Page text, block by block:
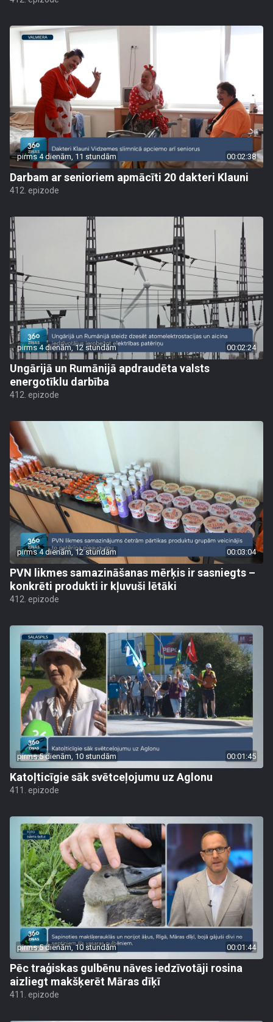
pirms 4 dienām, 11 stundām 00:02:38
Darbam ar senioriem apmācīti 20 dakteri Klauni
412. epizode
pirms 4 dienām, 12 stundām 00:02:24
Ungārijā un Rumānijā apdraudēta valsts
energotīklu darbība
412. epizode
pirms 4 dienām, 12 stundām 00:03:04
PVN likmes samazināšanas mērķis ir sasniegts –
konkrēti produkti ir kļuvuši lētāki
412. epizode
pirms 5 dienām, 10 stundām 00:01:45
Katoļticīgie sāk svētceļojumu uz Aglonu
411. epizode
pirms 5 dienām, 10 stundām 00:01:44
Pēc traģiskas gulbēnu nāves iedzīvotāji rosina
aizliegt makšķerēt Māras dīķī
411. epizode